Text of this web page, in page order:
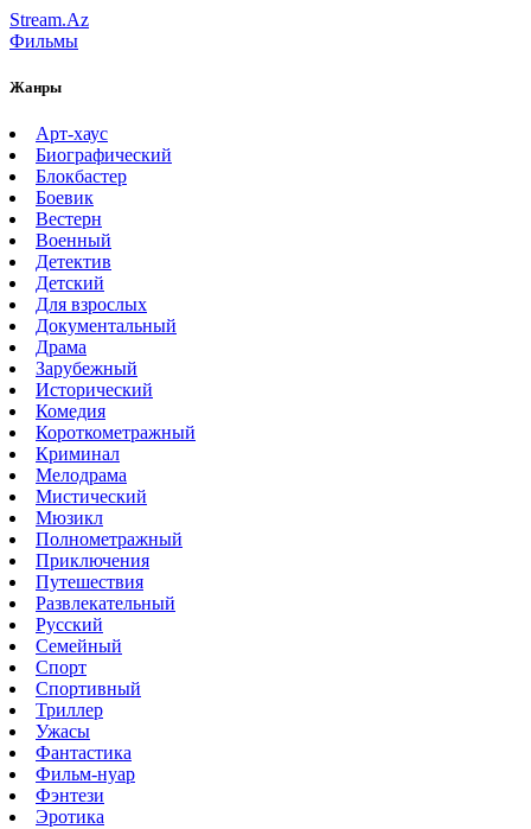
Stream.Az
Фильмы
Жанры
Арт-хаус
Биографический
Блокбастер
Боевик
Вестерн
Военный
Детектив
Детский
Для взрослых
Документальный
Драма
Зарубежный
Исторический
Комедия
Короткометражный
Криминал
Мелодрама
Мистический
Мюзикл
Полнометражный
Приключения
Путешествия
Развлекательный
Русский
Семейный
Спорт
Спортивный
Триллер
Ужасы
Фантастика
Фильм-нуар
Фэнтези
Эротика